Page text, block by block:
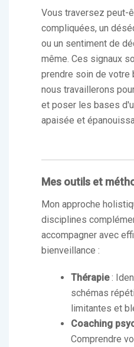
Vous traversez peut-
compliquées, un
ou un sentiment de
même. Ces signaux
prendre soin de votre
nous travaillerons
et poser les bases
apaisée et
Mes outils et
Mon approche
disciplines
accompagner avec
bienveillance :
Thérapie:
schémas
limitantes et
Coaching
Comprendre